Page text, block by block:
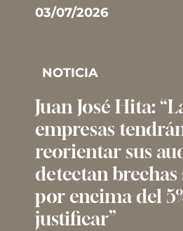
03/07/2026
NOTICIA
Juan José Hita:
empresas
reorientar sus
detectan
por encima del
justificar”